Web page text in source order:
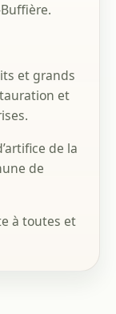
et grands
et
de la
de
à toutes et